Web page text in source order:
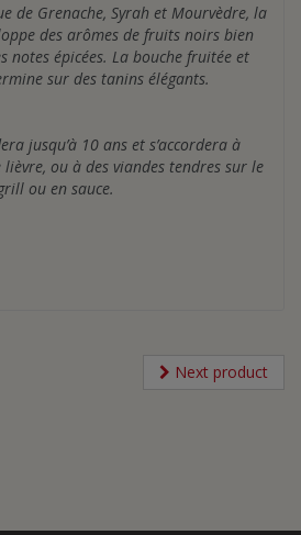
de Grenache, Syrah et Mourvèdre, la
des arômes de fruits noirs bien
notes épicées. La bouche fruitée et
sur des tanins élégants.
jusqu’à 10 ans et s’accordera à
ou à des viandes tendres sur le
ou en sauce.
Next product